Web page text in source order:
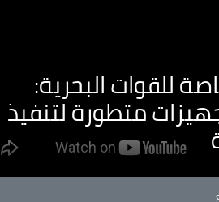
للقوات البحرية:
متطورة لتنفيذ